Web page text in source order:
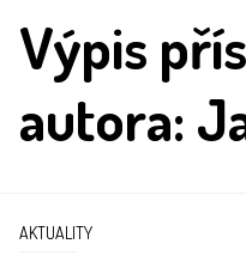
Výpis
autora:
AKTUALITY